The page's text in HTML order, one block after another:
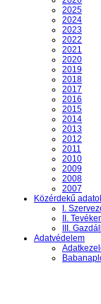
2025
2024
2023
2022
2021
2020
2019
2018
2017
2016
2015
2014
2013
2012
2011
2010
2009
2008
2007
Közérdekű
I.
II.
III.
Adatvédelem